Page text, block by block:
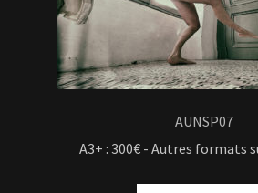
AUNSP07
A3+ : 300€ - Autres formats